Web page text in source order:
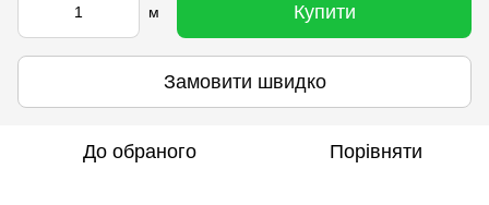
м Купити
Замовити швидко
До обраного Порівняти